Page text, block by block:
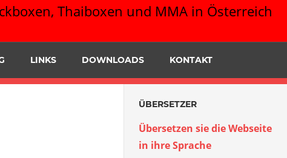
Thaiboxen und MMA in Österreich
LINKS DOWNLOADS KONTAKT
ÜBERSETZER
Übersetzen sie die Webseite
in ihre Sprache